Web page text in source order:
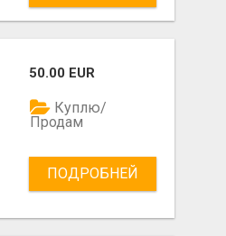
50.00 EUR
Куплю/
Продам
ПОДРОБНЕЙ